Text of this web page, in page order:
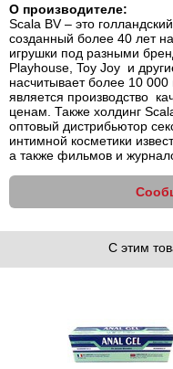
О производителе:
Scala BV – это
созданный более 40 лет
игрушки под разными
Playhouse, Toy Joy и
насчитывает более 10
является производство
ценам. Также холдинг
оптовый дистрибьютор
интимной косметики
а также фильмов и
С этим